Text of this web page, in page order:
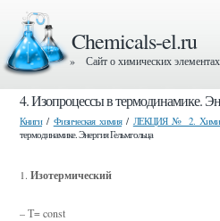
Chemicals-el.ru
» Сайт о химических элементах
4. Изопроцессы в термодинамике.
Книги/ Физическая химия/ ЛЕКЦИЯ № 2.
термодинамике. Энергия Гельмгольца
1. Изотермический
– Т= const